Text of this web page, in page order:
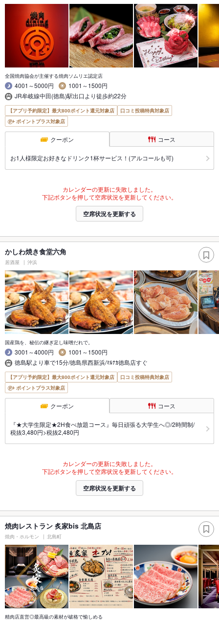
全国焼肉協会が主催する焼肉ソムリエ認定店
4001～5000円
1001～1500円
JR牟岐線中田(徳島)駅出口より徒歩約22分
【アプリ予約限定】最大800ポイント還元対象店
口コミ投稿特典対象店
ポイントプラス対象店
クーポン コース
お1人様限定お好きなドリンク1杯サービス！(アルコールも可)
カレンダーの更新に失敗しました。
下記ボタンを押して空席状況を更新してください。
空席状況を更新する
かしわ焼き食堂六角
居酒屋 沖浜
国産鶏を、秘伝の継ぎ足し味噌だれで。
3001～4000円
1001～1500円
徳島駅より車で15分/徳島県西新浜/ﾏﾙﾅｶ徳島店すぐ
【アプリ予約限定】最大800ポイント還元対象店
口コミ投稿特典対象店
ポイントプラス対象店
クーポン コース
『★大学生限定★2H食べ放題コース』毎日頑張る大学生へ◎/2時間制/
税抜3,480円>税抜2,480円
カレンダーの更新に失敗しました。
下記ボタンを押して空席状況を更新してください。
空席状況を更新する
焼肉レストラン 炙家bis 北島店
焼肉・ホルモン 北島町
精肉店直営◎最高級の素材が破格で愉しめる